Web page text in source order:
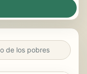
de los pobres